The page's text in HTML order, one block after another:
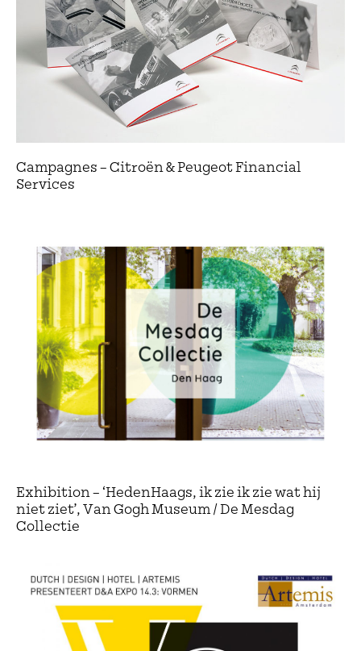
Campagnes – Citroën & Peugeot Financial
Services
Exhibition – ‘HedenHaags, ik zie ik zie wat hij
niet ziet’, Van Gogh Museum / De Mesdag
Collectie